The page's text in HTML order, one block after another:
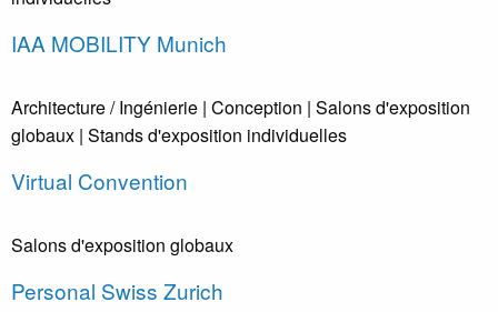
IAA MOBILITY Munich
Architecture / Ingénierie | Conception | Salons d'exposition
globaux | Stands d'exposition individuelles
Virtual Convention
Salons d'exposition globaux
Personal Swiss Zurich